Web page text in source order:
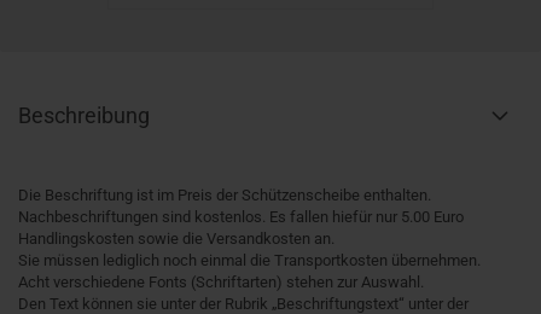
Beschreibung
Die Beschriftung ist im Preis der Schützenscheibe enthalten.
Nachbeschriftungen sind kostenlos. Es fallen hiefür nur 5.00 Euro
Handlingskosten sowie die Versandkosten an.
Sie müssen lediglich noch einmal die Transportkosten übernehmen.
Acht verschiedene Fonts (Schriftarten) stehen zur Auswahl.
Den Text können sie unter der Rubrik „Beschriftungstext“ unter der